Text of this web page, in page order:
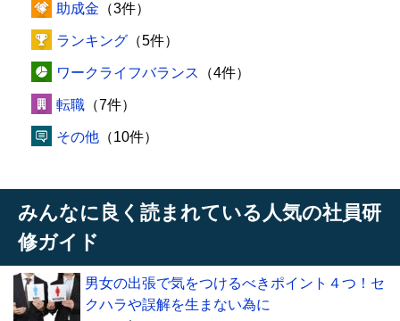
助成金 （3件）
ランキング （5件）
ワークライフバランス （4件）
転職 （7件）
その他 （10件）
みんなに良く読まれている人気の社員研
修ガイド
男女の出張で気をつけるべきポイント４つ！セ
クハラや誤解を生まない為に